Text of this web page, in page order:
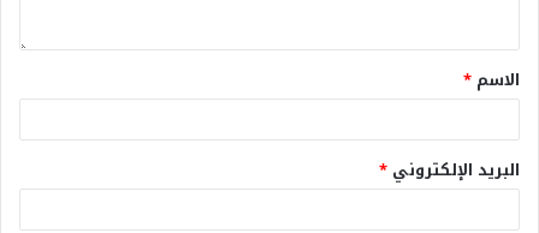
الاسم *
البريد الإلكتروني *